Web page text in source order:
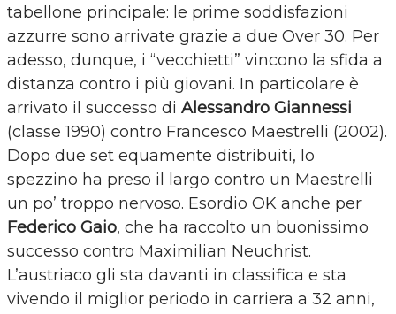
tabellone principale: le prime soddisfazioni
azzurre sono arrivate grazie a due Over 30. Per
adesso, dunque, i “vecchietti” vincono la sfida a
distanza contro i più giovani. In particolare è
arrivato il successo di Alessandro Giannessi
(classe 1990) contro Francesco Maestrelli (2002).
Dopo due set equamente distribuiti, lo
spezzino ha preso il largo contro un Maestrelli
un po’ troppo nervoso. Esordio OK anche per
Federico Gaio, che ha raccolto un buonissimo
successo contro Maximilian Neuchrist.
L’austriaco gli sta davanti in classifica e sta
vivendo il miglior periodo in carriera a 32 anni,